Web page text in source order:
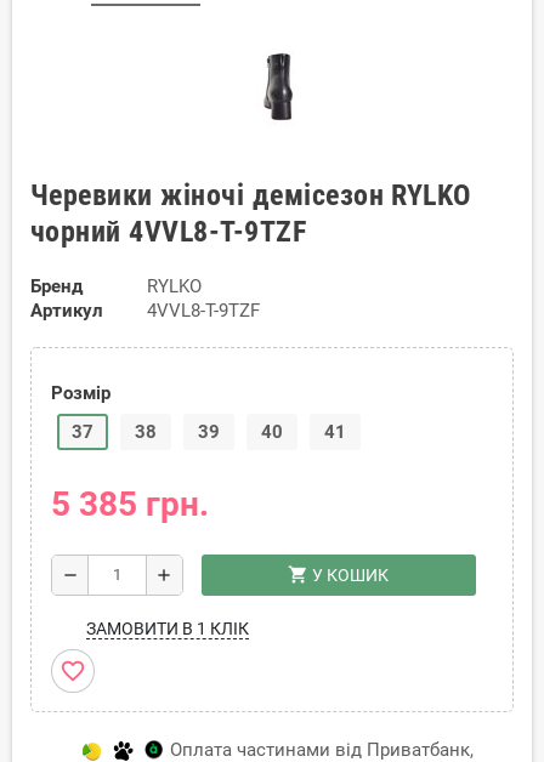
Черевики жіночі демісезон RYLKO
чорний 4VVL8-T-9TZF
Бренд
RYLKO
Артикул
4VVL8-T-9TZF
Розмір
37
38 39 40 41
5 385 грн.
remove add shopping_cart У КОШИК
ЗАМОВИТИ В 1 КЛІК
favorite_border
Оплата частинами від Приватбанк,